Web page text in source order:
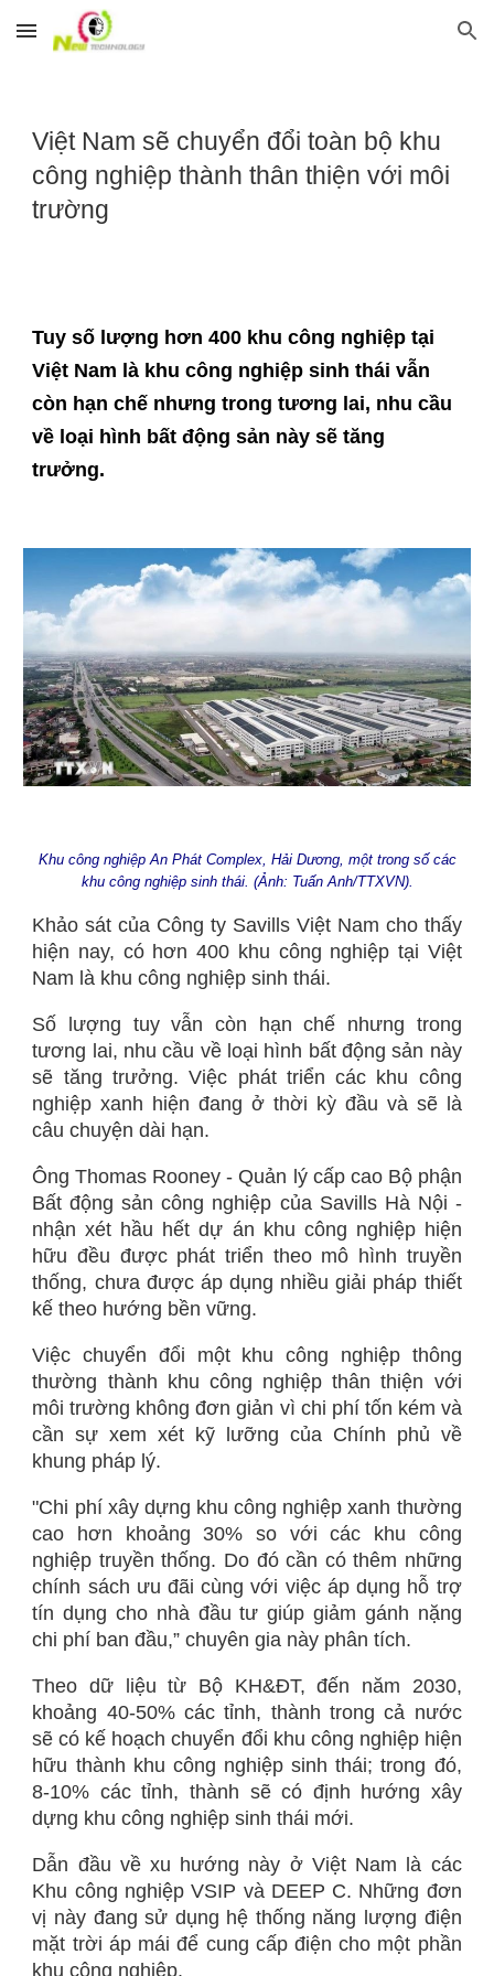
Skip to main content Skip to navigation
Việt Nam sẽ chuyển đổi toàn bộ khu
công nghiệp thành thân thiện với môi
trường
Tuy số lượng hơn 400 khu công nghiệp tại
Việt Nam là khu công nghiệp sinh thái vẫn
còn hạn chế nhưng trong tương lai, nhu cầu
về loại hình bất động sản này sẽ tăng
trưởng.
Khu công nghiệp An Phát Complex, Hải Dương, một trong số các
khu công nghiệp sinh thái. (Ảnh: Tuấn Anh/TTXVN).
Khảo sát của Công ty Savills Việt Nam cho thấy
hiện nay, có hơn 400 khu công nghiệp tại Việt
Nam là khu công nghiệp sinh thái.
Số lượng tuy vẫn còn hạn chế nhưng trong
tương lai, nhu cầu về loại hình bất động sản này
sẽ tăng trưởng. Việc phát triển các khu công
nghiệp xanh hiện đang ở thời kỳ đầu và sẽ là
câu chuyện dài hạn.
Ông Thomas Rooney - Quản lý cấp cao Bộ phận
Bất động sản công nghiệp của Savills Hà Nội -
nhận xét hầu hết dự án khu công nghiệp hiện
hữu đều được phát triển theo mô hình truyền
thống, chưa được áp dụng nhiều giải pháp thiết
kế theo hướng bền vững.
Việc chuyển đổi một khu công nghiệp thông
thường thành khu công nghiệp thân thiện với
môi trường không đơn giản vì chi phí tốn kém và
cần sự xem xét kỹ lưỡng của Chính phủ về
khung pháp lý.
"Chi phí xây dựng khu công nghiệp xanh thường
cao hơn khoảng 30% so với các khu công
nghiệp truyền thống. Do đó cần có thêm những
chính sách ưu đãi cùng với việc áp dụng hỗ trợ
tín dụng cho nhà đầu tư giúp giảm gánh nặng
chi phí ban đầu,” chuyên gia này phân tích.
Theo dữ liệu từ Bộ KH&ĐT, đến năm 2030,
khoảng 40-50% các tỉnh, thành trong cả nước
sẽ có kế hoạch chuyển đổi khu công nghiệp hiện
hữu thành khu công nghiệp sinh thái; trong đó,
8-10% các tỉnh, thành sẽ có định hướng xây
dựng khu công nghiệp sinh thái mới.
Dẫn đầu về xu hướng này ở Việt Nam là các
Khu công nghiệp VSIP và DEEP C. Những đơn
vị này đang sử dụng hệ thống năng lượng điện
mặt trời áp mái để cung cấp điện cho một phần
khu công nghiệp.